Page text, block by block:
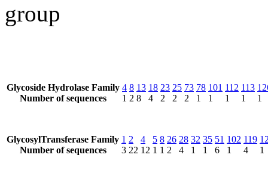
group
Glycoside Hydrolase Family
Number of sequences
4
1
8
2
13
8
18
4
23
2
25
2
73
2
78
1
101
1
112
1
113
1
1
GlycosylTransferase Family
Number of sequences
1
3
2
22
4
12
5
1
8
1
26
2
28
4
32
1
35
1
51
6
102
1
119
4
1